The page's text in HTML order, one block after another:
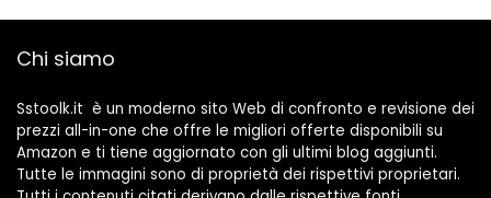
Chi siamo
Sstoolk.it è un moderno sito Web di confronto e revisione dei
prezzi all-in-one che offre le migliori offerte disponibili su
Amazon e ti tiene aggiornato con gli ultimi blog aggiunti.
Tutte le immagini sono di proprietà dei rispettivi proprietari.